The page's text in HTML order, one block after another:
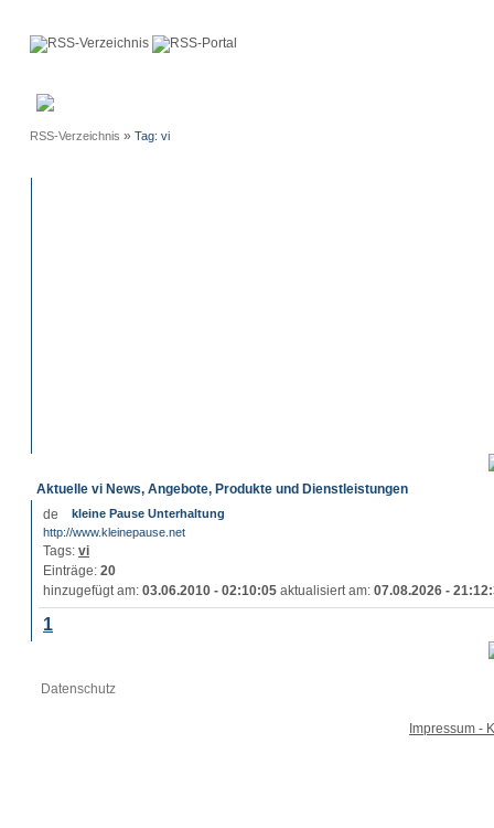
RSS-Verzeichnis » Tag: vi
Aktuelle vi News, Angebote, Produkte und Dienstleistungen
kleine Pause Unterhaltung
http://www.kleinepause.net
Tags: vi
Einträge: 20
hinzugefügt am: 03.06.2010 - 02:10:05 aktualisiert am: 07.08.2026 -
1
Datenschutz
Impressum -